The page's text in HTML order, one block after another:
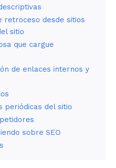
retroceso desde sitios
sitio
que cargue
de enlaces internos y
periódicas del sitio
sobre SEO